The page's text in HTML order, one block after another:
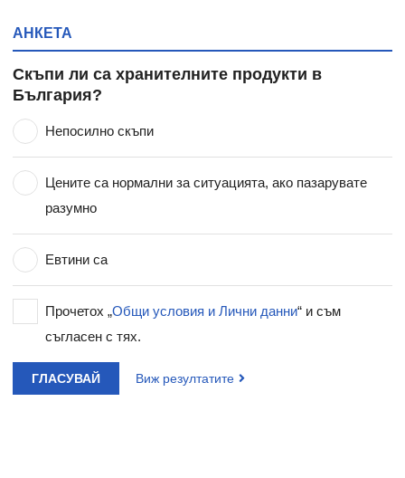
АНКЕТА
Скъпи ли са хранителните продукти в
България?
Непосилно скъпи
Цените са нормални за ситуацията, ако пазарувате
разумно
Евтини са
Прочетох „Общи условия и Лични данни“ и съм
съгласен с тях.
ГЛАСУВАЙ Виж резултатите